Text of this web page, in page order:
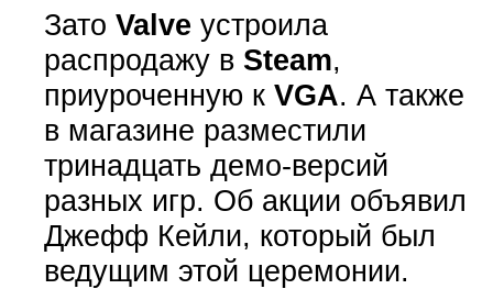
Зато Valve устроила
распродажу в Steam,
приуроченную к VGA. А также
в магазине разместили
тринадцать демо-версий
разных игр. Об акции объявил
Джефф Кейли, который был
ведущим этой церемонии.